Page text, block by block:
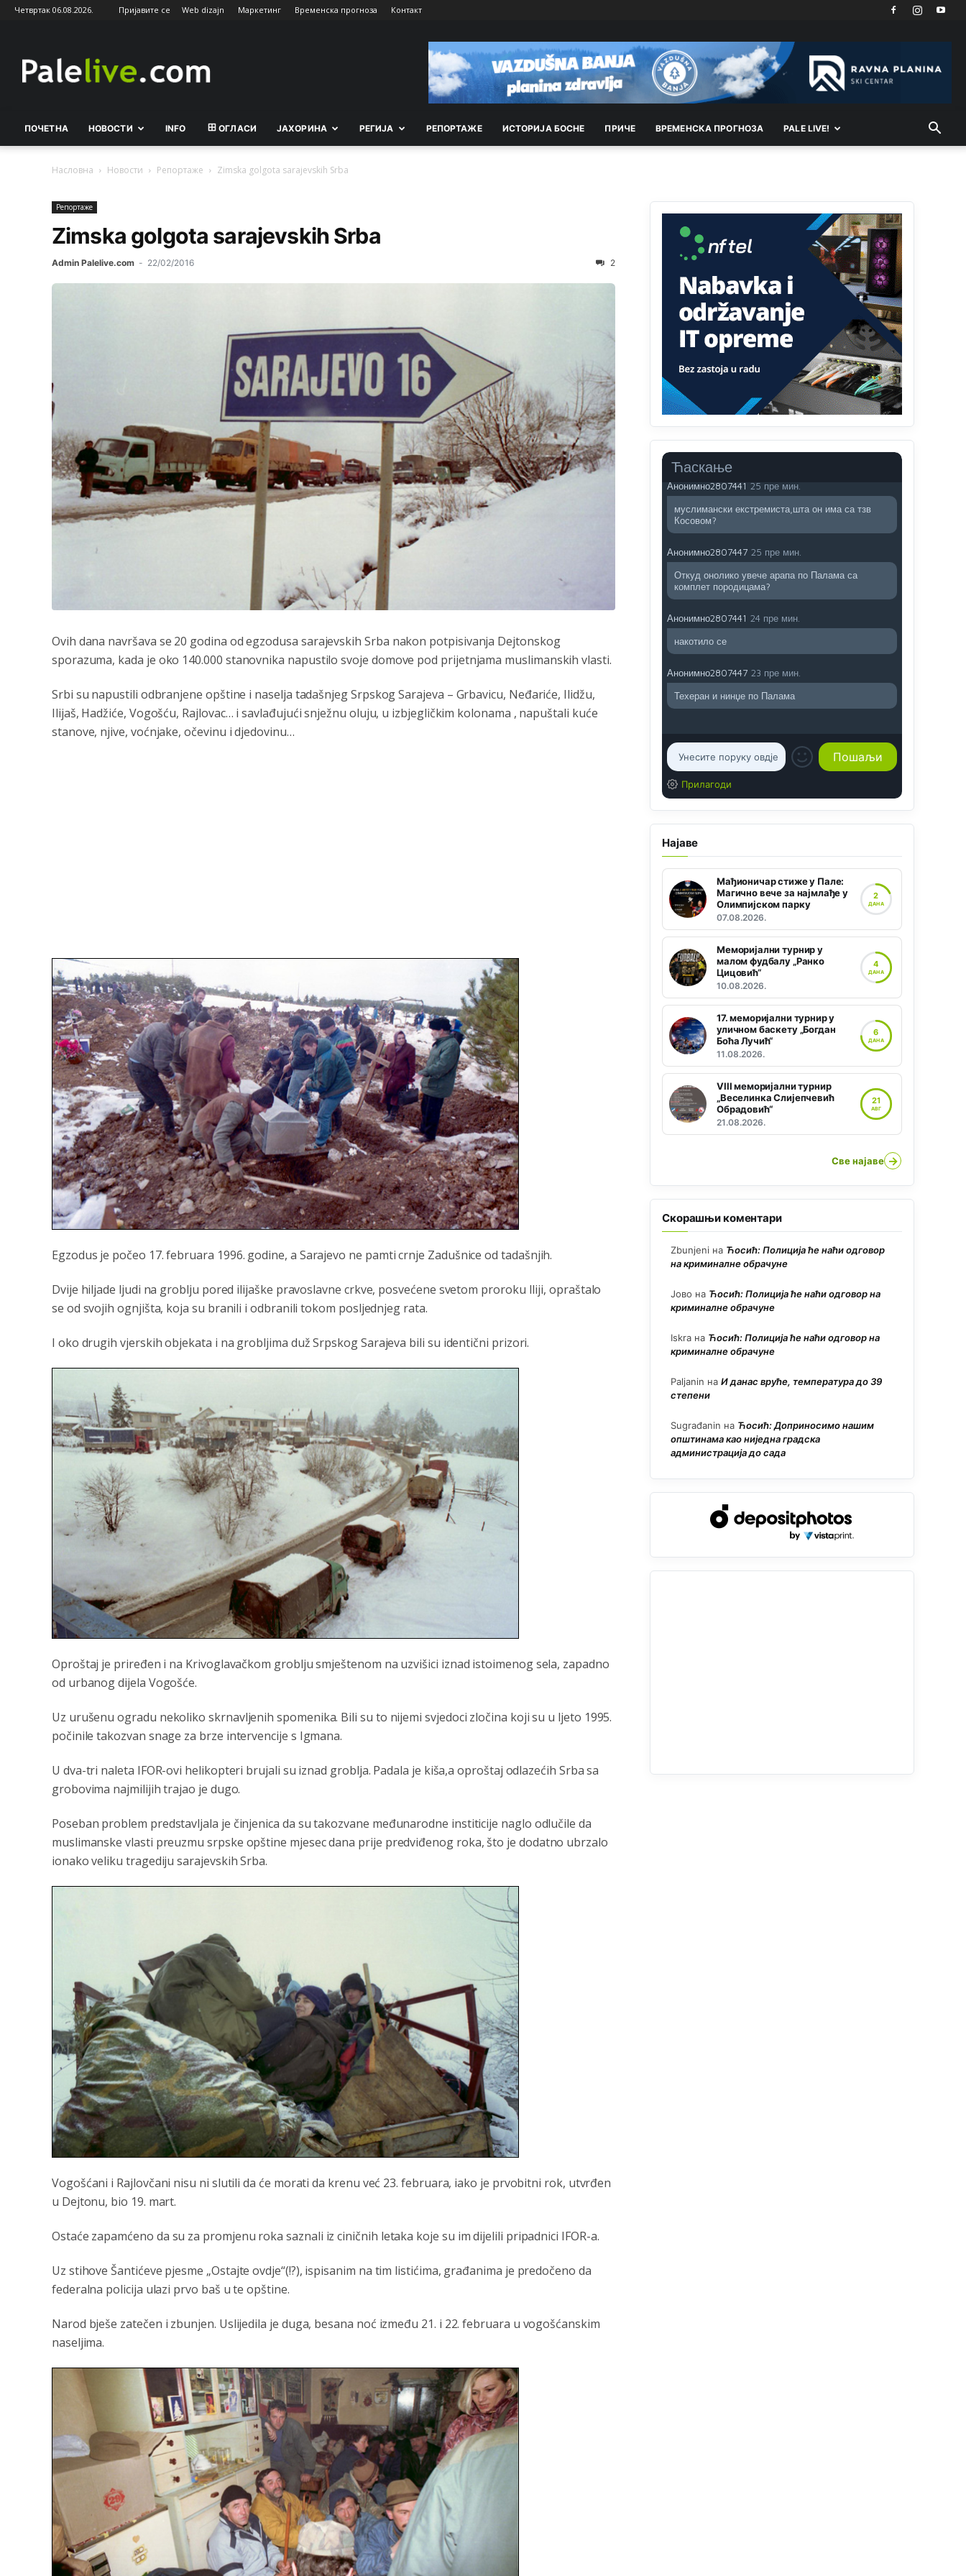
Четвртак 06.08.2026. Пријавите се Web dizajn Маркетинг Временска прогноза Контакт
ПОЧЕТНА НОВОСТИ INFO ОГЛАСИ ЈАХОРИНА РEГИЈА РEПОРТАЖE ИСТОРИЈА БОСНЕ ПРИЧЕ ВРEМEНСКА ПРОГНОЗА PALE LIVE!
Насловна Новости Рeпортажe Zimska golgota sarajevskih Srba
Рeпортажe
Zimska golgota sarajevskih Srba
Admin Palelive.com - 22/02/2016 2
Ovih dana navršava se 20 godina od egzodusa sarajevskih Srba nakon potpisivanja Dejtonskog
sporazuma, kada je oko 140.000 stanovnika napustilo svoje domove pod prijetnjama muslimanskih vlasti.
Srbi su napustili odbranjene opštine i naselja tadašnjeg Srpskog Sarajeva – Grbavicu, Neđariće, Ilidžu,
Ilijaš, Hadžiće, Vogošću, Rajlovac… i savlađujući snježnu oluju, u izbjegličkim kolonama , napuštali kuće
stanove, njive, voćnjake, očevinu i djedovinu…
Egzodus je počeo 17. februara 1996. godine, a Sarajevo ne pamti crnje Zadušnice od tadašnjih.
Dvije hiljade ljudi na groblju pored ilijaške pravoslavne crkve, posvećene svetom proroku Iliji, opraštalo
se od svojih ognjišta, koja su branili i odbranili tokom posljednjeg rata.
I oko drugih vjerskih objekata i na grobljima duž Srpskog Sarajeva bili su identični prizori.
Oproštaj je priređen i na Krivoglavačkom groblju smještenom na uzvišici iznad istoimenog sela, zapadno
od urbanog dijela Vogošće.
Uz urušenu ogradu nekoliko skrnavljenih spomenika. Bili su to nijemi svjedoci zločina koji su u ljeto 1995.
počinile takozvan snage za brze intervencije s Igmana.
U dva-tri naleta IFOR-ovi helikopteri brujali su iznad groblja. Padala je kiša,a oproštaj odlazećih Srba sa
grobovima najmilijih trajao je dugo.
Poseban problem predstavljala je činjenica da su takozvane međunarodne institicije naglo odlučile da
muslimanske vlasti preuzmu srpske opštine mjesec dana prije predviđenog roka, što je dodatno ubrzalo
ionako veliku tragediju sarajevskih Srba.
Vogošćani i Rajlovčani nisu ni slutili da će morati da krenu već 23. februara, iako je prvobitni rok, utvrđen
u Dejtonu, bio 19. mart.
Ostaće zapamćeno da su za promjenu roka saznali iz ciničnih letaka koje su im dijelili pripadnici IFOR-a.
Uz stihove Šantićeve pjesme „Ostajte ovdje“(!?), ispisanim na tim listićima, građanima je predočeno da
federalna policija ulazi prvo baš u te opštine.
Narod bješe zatečen i zbunjen. Uslijedila je duga, besana noć između 21. i 22. februara u vogošćanskim
naseljima.
Ћаскање
nije...probajte ući bezpasosa.Tako
ste da ste nebeski narod
Анонимно2806773 6:56
КОСОВА
Косово више није у моди, Амери се селе у Иран.
Анонимно2806773
7:05
Војска Србије се враћа на Косово и Метохију.
Анонимно2806721
Promjeni dilera
Анонимно2807323
55 пре мин.
Vise je Republika SRPSKA drzava nego Kosovo.
u Republici Srpskoj. Zato zivjela REPUBLIKA
SRPSKA
Анонимно2807441 25 пре мин.
муслимански екстремиста,шта он има са тзв
Косовом?
Анонимно2807447 25 пре мин.
Откуд онолико увече арапа по Палама са
комплет породицама?
Анонимно2807441 25 пре мин.
накотило се
Анонимно2807447 23 пре мин.
Техеран и нинџе по Палама
Прилагоди
Најаве
Мађионичар стиже у Пале:
Магично вече за најмлађе у
Олимпијском парку
07.08.2026.
2
ДАНА
Меморијални турнир у
малом фудбалу „Ранко
Цицовић“
10.08.2026.
4
ДАНА
17. меморијални турнир у
уличном баскету „Богдан
Боћа Лучић“
11.08.2026.
6
ДАНА
VIII меморијални турнир
„Веселинка Слијепчевић
Обрадовић“
21.08.2026.
21
АВГ
Све најаве →
Скорашњи коментари
Zbunjeni на Ћосић: Полиција ће наћи одговор
на криминалне обрачуне
Јово на Ћосић: Полиција ће наћи одговор на
криминалне обрачуне
Iskra на Ћосић: Полиција ће наћи одговор на
криминалне обрачуне
Paljanin на И данас вруће, температура до 39
степени
Sugrađanin на Ћосић: Доприносимо нашим
општинама као ниједна градска
администрација до сада